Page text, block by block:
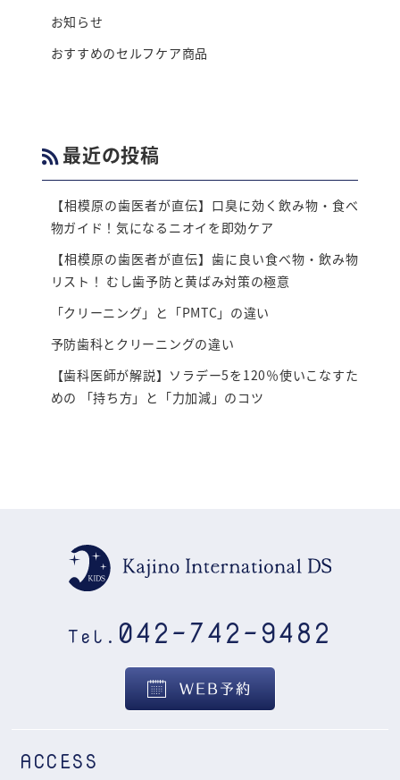
お知らせ
おすすめのセルフケア商品
最近の投稿
【相模原の⻭医者が直伝】⼝臭に効く飲み物・⾷べ
物ガイド！気になるニオイを即効ケア
【相模原の歯医者が直伝】歯に良い食べ物・飲み物
リスト！ むし歯予防と黄ばみ対策の極意
「クリーニング」と「PMTC」の違い
予防歯科とクリーニングの違い
【歯科医師が解説】ソラデー5を120％使いこなすた
めの 「持ち方」と「力加減」のコツ
Tel. 042-742-9482
WEB予約
ACCESS